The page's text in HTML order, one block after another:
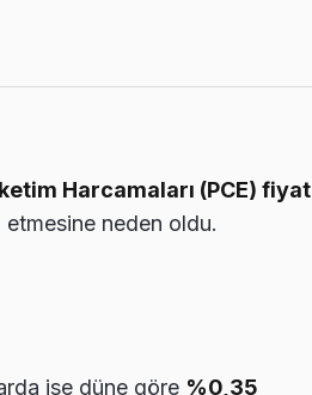
Harcamaları (PCE) fiyat
neden oldu.
ise düne göre %0,35